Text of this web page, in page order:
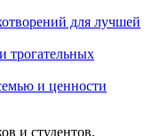
для лучшей
трогательных
и ценности
и студентов.